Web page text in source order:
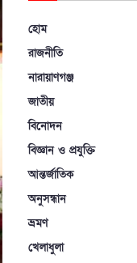
হোম
রাজনীতি
নারায়াণগঞ্জ
জাতীয়
বিনোদন
বিজ্ঞান ও প্রযুক্তি
আন্তর্জাতিক
অনুসন্ধান
ভ্রমণ
খেলাধুলা